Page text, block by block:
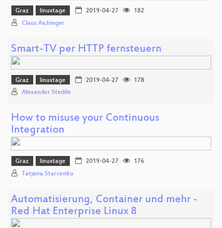
Graz linuxtage 2019-04-27
182
Claus Aichinger
Smart-TV per HTTP fernsteuern
Graz linuxtage 2019-04-27
178
Alexander Stedile
How to misuse your Continuous
Integration
Graz linuxtage 2019-04-27
176
Tatjana Starcenko
Automatisierung, Container und mehr -
Red Hat Enterprise Linux 8